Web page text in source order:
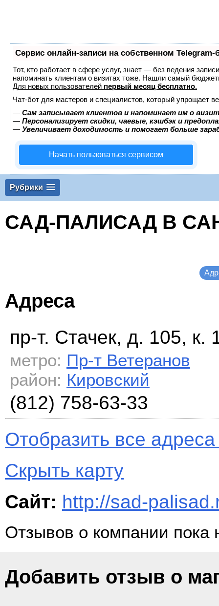
Сервис онлайн-записи на собственном Telegram-
Тот, кто работает в сфере услуг, знает — без ведения
напоминать клиентам о визитах тоже. Нашли самый
Для новых пользователей первый месяц бесплатно.
Чат-бот для мастеров и специалистов, который упрощает
— Сам записывает клиентов и напоминает им о
— Персонализирует скидки, чаевые, кэшбэк и
— Увеличивает доходимость и помогает больше
Начать пользоваться сервисом
Рубрики
САД-ПАЛИСАД В
Адреса
пр-т. Стачек, д. 105, к.
метро: Пр-т Ветеранов
район: Кировский
(812) 758-63-33
Отобразить все
Скрыть карту
Сайт: http://sad-
Отзывов о компании пока
Добавить отзыв о